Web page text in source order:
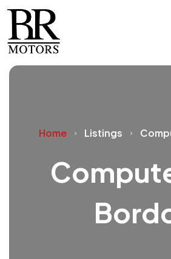
Home Listings